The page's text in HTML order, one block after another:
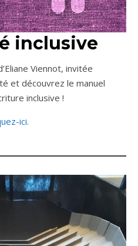
inclusive
Viennot, invitée
et découvrez le manuel
inclusive !
ici.